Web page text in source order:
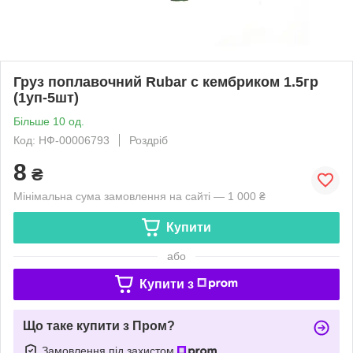
Груз поплавочний Rubar с кембриком 1.5гр
(1уп-5шт)
Більше 10 од.
Код: НФ-00006793
Роздріб
8 ₴
Мінімальна сума замовлення на сайті — 1 000 ₴
Купити
або
Купити з
Що таке купити з Пром?
Замовлення під захистом